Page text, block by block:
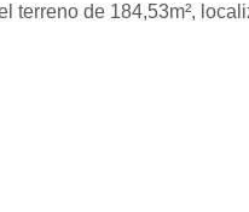
terreno de 184,53m²,